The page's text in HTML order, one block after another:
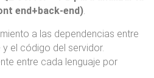
end+back-end).
a las dependencias entre
el código del servidor.
entre cada lenguaje por